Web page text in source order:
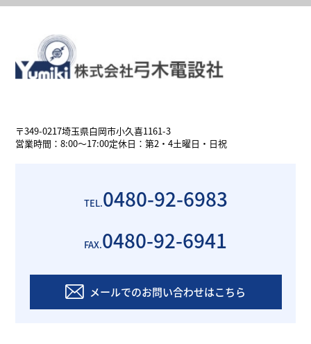
〒349-0217埼玉県白岡市小久喜1161-3
営業時間：8:00～17:00定休日：第2・4土曜日・日祝
TEL.0480-92-6983
FAX.0480-92-6941
メールでのお問い合わせはこちら